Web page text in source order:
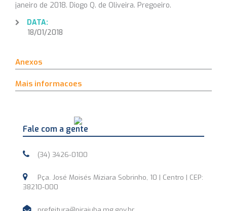
janeiro de 2018. Diogo Q. de Oliveira. Pregoeiro.
DATA:
18/01/2018
Anexos
Mais informacoes
Fale com a gente
(34) 3426-0100
Pça. José Moisés Miziara Sobrinho, 10 | Centro | CEP:
38210-000